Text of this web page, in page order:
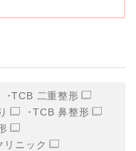
る目的を達成するた
が含まれます（以下①
る情報
、電話番号
TCB 二重整形
TCB 鼻整形
リニック